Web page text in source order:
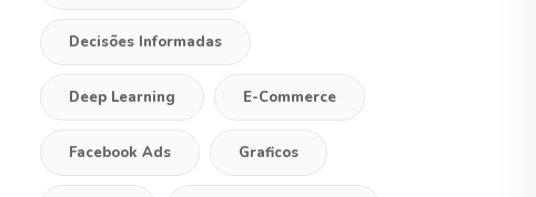
Decisões Informadas
Deep Learning E-Commerce
Facebook Ads Graficos